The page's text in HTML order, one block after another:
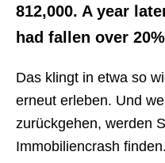
812,000. A year
had fallen over
Das klingt in etwa so
erneut erleben. Und
zurückgehen, werden
Immobiliencrash finden.